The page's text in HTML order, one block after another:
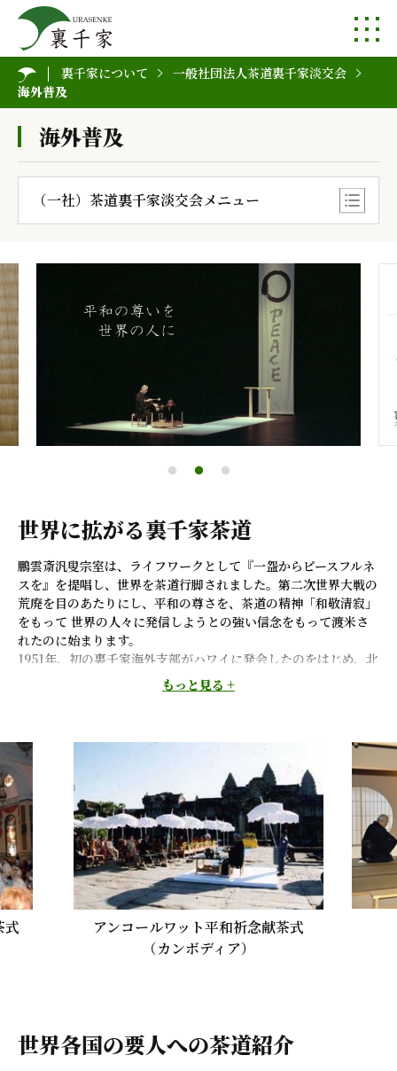
裏千家について
一般社団法人茶道裏千家淡交会
海外普及
海外普及
（一社）茶道裏千家淡交会メニュー
世界に拡がる裏千家茶道
鵬雲斎汎叟宗室は、ライフワークとして『一盌からピースフルネ
スを』を提唱し、世界を茶道行脚されました。第二次世界大戦の
荒廃を目のあたりにし、平和の尊さを、茶道の精神「和敬清寂」
をもって 世界の人々に発信しようとの強い信念をもって渡米さ
れたのに始まります。
1951年、初の裏千家海外支部がハワイに発会したのをはじめ、北
米、中南米の主要都市に、次々と支部（現在は淡交会海外協会）
と裏千家出張所が設立されました。その後、西欧、オセアニア、
国際社会において経済活動が先行した日本にとって、文化交流が
いまや摩擦を軽減する重要なポイントとなっています。 各国の
日本大使館、領事館において日本文化を紹介する様々な催事を催
すことで相互理解と人的交流をはかっています。
その中で生活習慣から建築、芸術、哲学に至る日本文化と日本人
の心を包括している茶道は欠くべからざる存在です。
もっと見る +
コールワット平和祈念献茶式
国連本部平和祈
世界各国の要人への茶道紹介